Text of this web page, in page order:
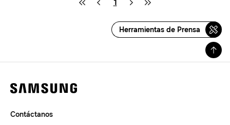
1
Herramientas de Prensa
Contáctanos